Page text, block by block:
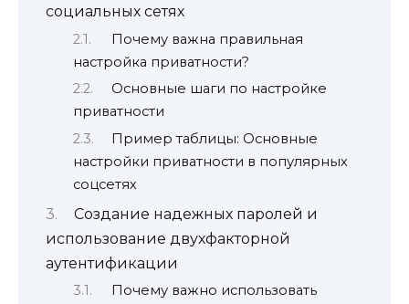
социальных сетях
Почему важна правильная
настройка приватности?
Основные шаги по настройке
приватности
Пример таблицы: Основные
настройки приватности в популярных
соцсетях
Создание надежных паролей и
использование двухфакторной
аутентификации
Почему важно использовать